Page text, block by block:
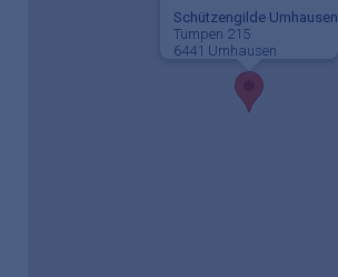
Schützengilde Umhausen
Tumpen 215
6441 Umhausen